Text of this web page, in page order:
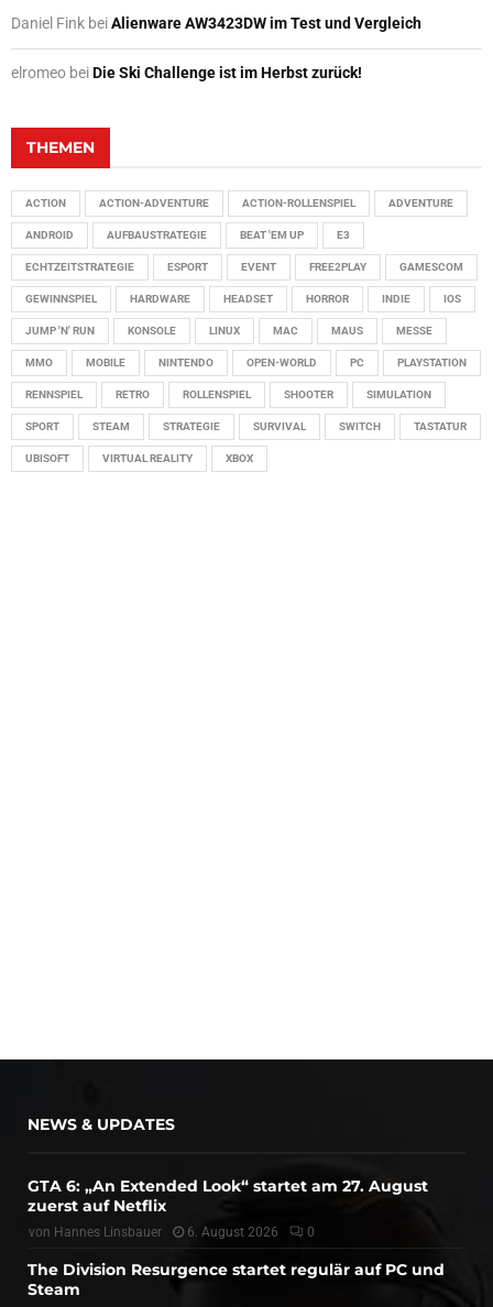
Daniel Fink beiAlienware AW3423DW im Test und Vergleich
elromeo beiDie Ski Challenge ist im Herbst zurück!
THEMEN
ACTION ACTION-ADVENTURE ACTION-ROLLENSPIEL ADVENTURE
ANDROID AUFBAUSTRATEGIE BEAT 'EM UP E3
ECHTZEITSTRATEGIE ESPORT EVENT FREE2PLAY GAMESCOM
GEWINNSPIEL HARDWARE HEADSET HORROR INDIE IOS
JUMP 'N' RUN KONSOLE LINUX MAC MAUS MESSE
MMO MOBILE NINTENDO OPEN-WORLD PC PLAYSTATION
RENNSPIEL RETRO ROLLENSPIEL SHOOTER SIMULATION
SPORT STEAM STRATEGIE SURVIVAL SWITCH TASTATUR
UBISOFT VIRTUAL REALITY XBOX
NEWS & UPDATES
GTA 6: „An Extended Look“ startet am 27. August
zuerst auf Netflix
von Hannes Linsbauer 6. August 2026 0
The Division Resurgence startet regulär auf PC und
Steam